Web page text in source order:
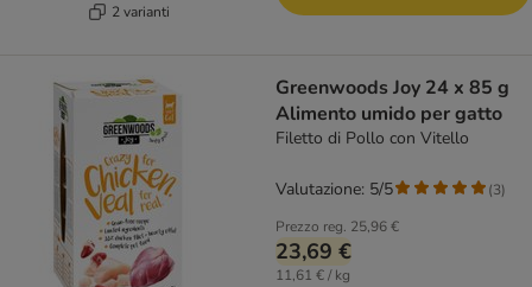
2 varianti
Greenwoods Joy 24 x 85 g
Alimento umido per gatto
Filetto di Pollo con Vitello
Prezzo reg. 25,96 €
23,69 €
11,61 € / kg
Valutazione: 5/5 (3)